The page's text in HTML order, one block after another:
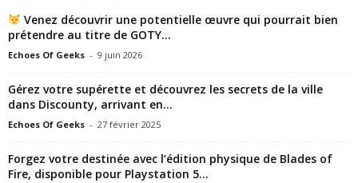
Venez découvrir une potentielle œuvre qui pourrait bien
prétendre au titre de GOTY...
Echoes Of Geeks - 9 juin 2026
Gérez votre supérette et découvrez les secrets de la ville
dans Discounty, arrivant en...
Echoes Of Geeks - 27 février 2025
Forgez votre destinée avec l’édition physique de Blades of
Fire, disponible pour Playstation 5...